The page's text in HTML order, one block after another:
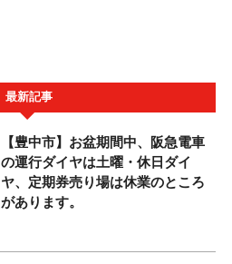
最新記事
【豊中市】お盆期間中、阪急電車
の運行ダイヤは土曜・休日ダイ
ヤ、定期券売り場は休業のところ
があります。